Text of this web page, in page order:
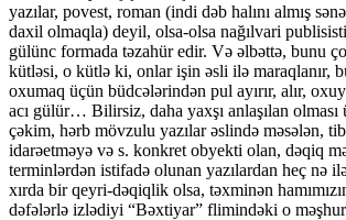
yazılar, povest, roman (indi dəb halını almış
daxil olmaqla) deyil, olsa-olsa nağılvari
gülünc formada təzahür edir. Və əlbəttə, bunu
kütləsi, o kütlə ki, onlar işin əsli ilə maraqlanır,
oxumaq üçün büdcələrindən pul ayırır, alır,
acı gülür… Bilirsiz, daha yaxşı anlaşılan
çəkim, hərb mövzulu yazılar əslində məsələn,
idarəetməyə və s. konkret obyekti olan, dəqiq
terminlərdən istifadə olunan yazılardan heç nə
xırda bir qeyri-dəqiqlik olsa, təxminən
dəfələrlə izlədiyi “Bəxtiyar” flimindəki o